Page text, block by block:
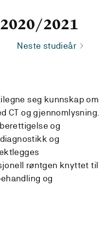
2021
Neste studieår
seg kunnskap om
CT og gjennomlysning.
og
og
røntgen knyttet til
og